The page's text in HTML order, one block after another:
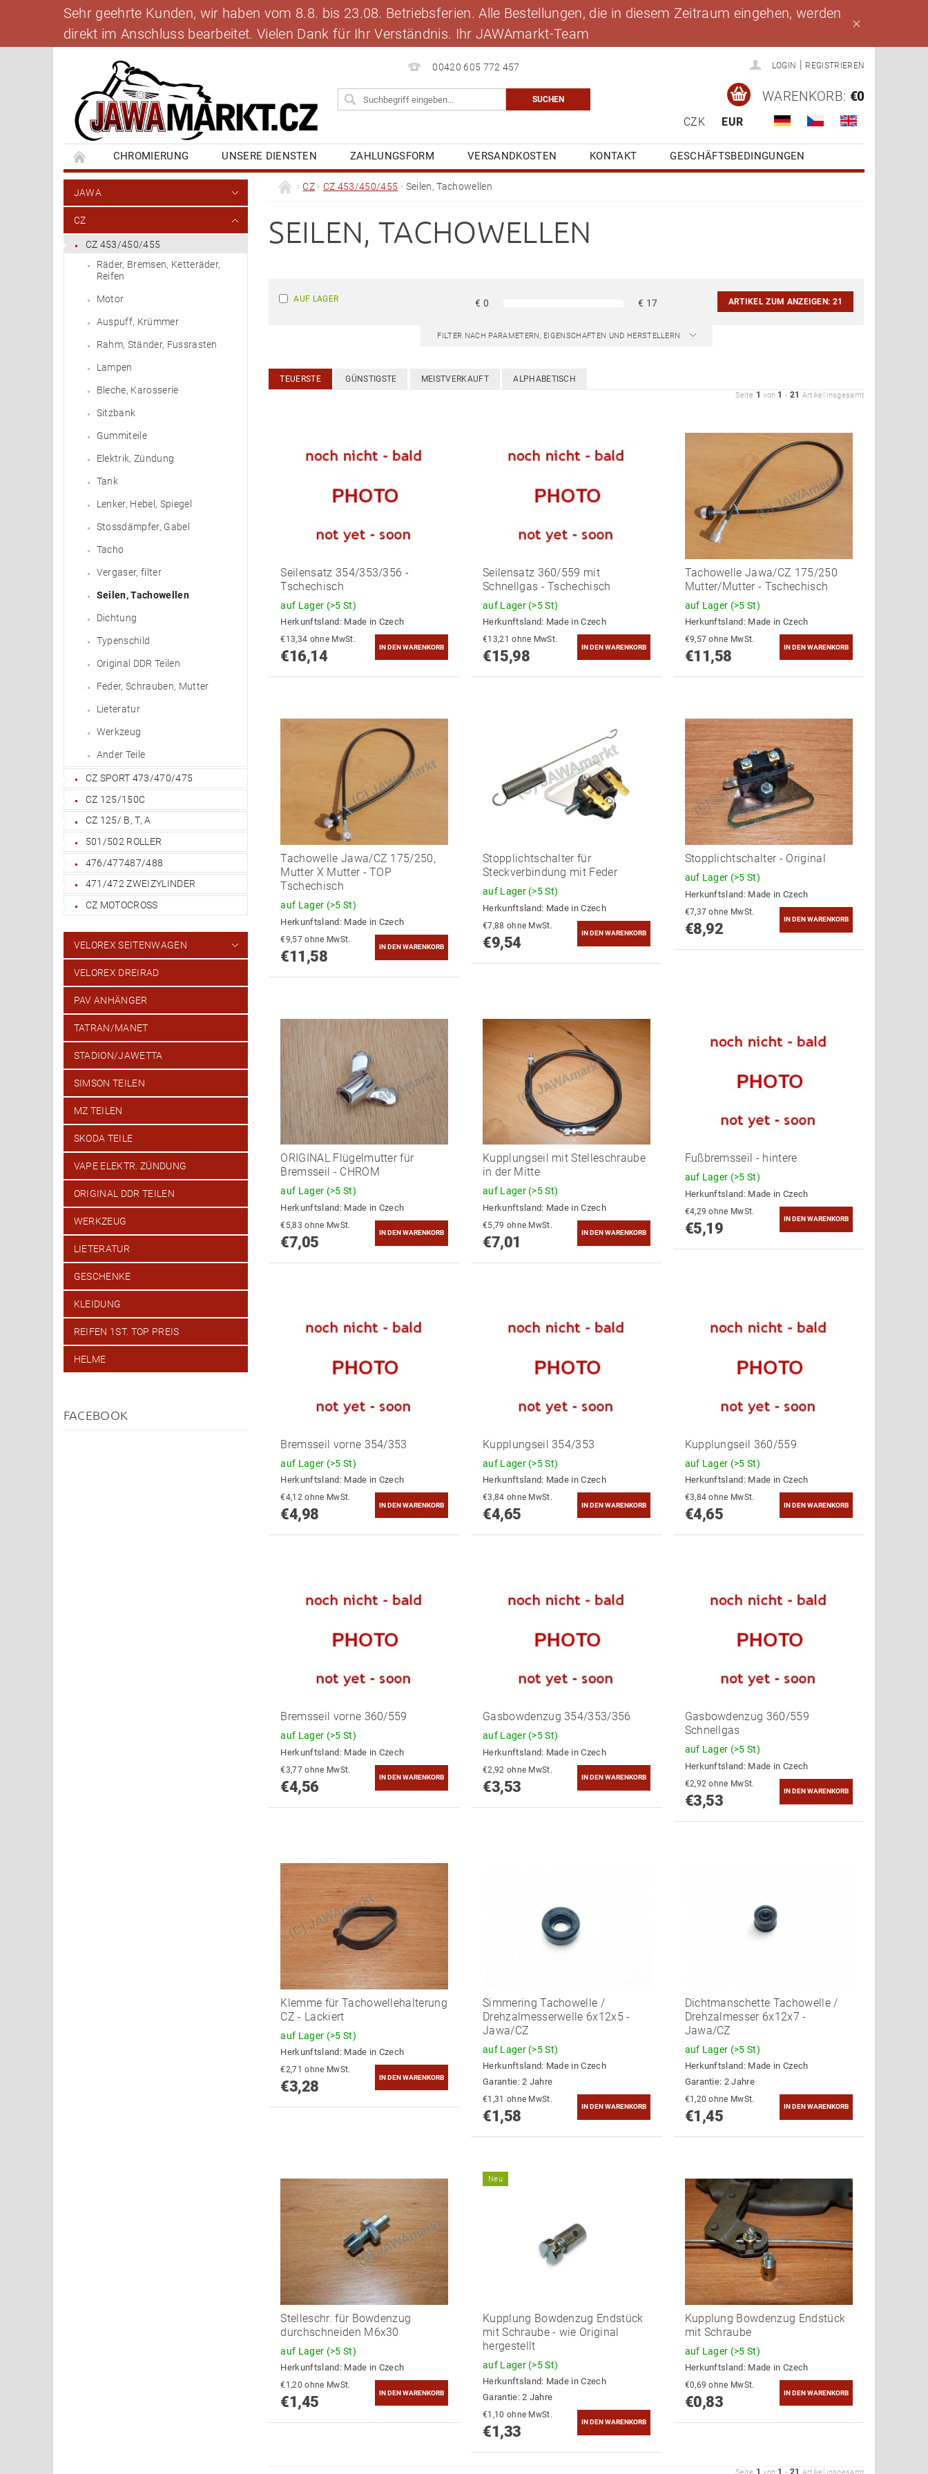
Sehr geehrte Kunden, wir haben vom 8.8. bis 23.08. Betriebsferien. Alle Bestellungen, die in diesem Zeitraum eingehen, werden
direkt im Anschluss bearbeitet. Vielen Dank für Ihr Verständnis. Ihr JAWAmarkt-Team
00420 605 772 457 LOGIN REGISTRIEREN
CZK EUR
WARENKORB: €0
CHROMIERUNG UNSERE DIENSTEN ZAHLUNGSFORM VERSANDKOSTEN KONTAKT
GESCHÄFTSBEDINGUNGEN
BANKVERBINDUNG
SCHREIBEN SIE UNS BLOG MEINE BESTELLUNG
JAWA
CZ
CZ 453/450/455
Räder, Bremsen, Ketteräder,
Reifen
Motor
Auspuff, Krümmer
Rahm, Ständer, Fussrasten
Lampen
Bleche, Karosserie
Sitzbank
Gummiteile
Elektrik, Zündung
Tank
Lenker, Hebel, Spiegel
Stossdämpfer, Gabel
Tacho
Vergaser, filter
Seilen, Tachowellen
Dichtung
Typenschild
Original DDR Teilen
Feder, Schrauben, Mutter
Lieteratur
Werkzeug
Ander Teile
CZ SPORT 473/470/475
CZ 125/150C
CZ 125/ B, T, A
501/502 ROLLER
476/477487/488
471/472 ZWEIZYLINDER
CZ MOTOCROSS
VELOREX SEITENWAGEN
VELOREX DREIRAD
PAV ANHÄNGER
TATRAN/MANET
STADION/JAWETTA
SIMSON TEILEN
MZ TEILEN
SKODA TEILE
VAPE ELEKTR. ZÜNDUNG
ORIGINAL DDR TEILEN
WERKZEUG
LIETERATUR
GESCHENKE
KLEIDUNG
REIFEN 1ST. TOP PREIS
HELME
FACEBOOK
CZ CZ 453/450/455 Seilen, Tachowellen
SEILEN, TACHOWELLEN
AUF LAGER €0 € 17 ARTIKEL ZUM ANZEIGEN: 21
FILTER NACH PARAMETERN, EIGENSCHAFTEN UND HERSTELLERN
TEUERSTE GÜNSTIGSTE MEISTVERKAUFT ALPHABETISCH
Seite 1 von 1 - 21 Artikel insgesamt
Seilensatz 354/353/356 -
Tschechisch
auf Lager (>5 St)
Herkunftsland: Made in Czech
€13,34 ohne MwSt.
€16,14
Seilensatz 360/559 mit
Schnellgas - Tschechisch
auf Lager (>5 St)
Herkunftsland: Made in Czech
€13,21 ohne MwSt.
€15,98
Tachowelle Jawa/CZ 175/250
Mutter/Mutter - Tschechisch
auf Lager (>5 St)
Herkunftsland: Made in Czech
€9,57 ohne MwSt.
€11,58
Tachowelle Jawa/CZ 175/250,
Mutter X Mutter - TOP
Tschechisch
auf Lager (>5 St)
Herkunftsland: Made in Czech
€9,57 ohne MwSt.
€11,58
Stopplichtschalter für
Steckverbindung mit Feder
auf Lager (>5 St)
Herkunftsland: Made in Czech
€7,88 ohne MwSt.
€9,54
Stopplichtschalter - Original
auf Lager (>5 St)
Herkunftsland: Made in Czech
€7,37 ohne MwSt.
€8,92
ORIGINAL Flügelmutter für
Bremsseil - CHROM
auf Lager (>5 St)
Herkunftsland: Made in Czech
€5,83 ohne MwSt.
€7,05
Kupplungseil mit Stelleschraube
in der Mitte
auf Lager (>5 St)
Herkunftsland: Made in Czech
€5,79 ohne MwSt.
€7,01
Fußbremsseil - hintere
auf Lager (>5 St)
Herkunftsland: Made in Czech
€4,29 ohne MwSt.
€5,19
Bremsseil vorne 354/353
auf Lager (>5 St)
Herkunftsland: Made in Czech
€4,12 ohne MwSt.
€4,98
Kupplungseil 354/353
auf Lager (>5 St)
Herkunftsland: Made in Czech
€3,84 ohne MwSt.
€4,65
Kupplungseil 360/559
auf Lager (>5 St)
Herkunftsland: Made in Czech
€3,84 ohne MwSt.
€4,65
Bremsseil vorne 360/559
auf Lager (>5 St)
Herkunftsland: Made in Czech
€3,77 ohne MwSt.
€4,56
Gasbowdenzug 354/353/356
auf Lager (>5 St)
Herkunftsland: Made in Czech
€2,92 ohne MwSt.
€3,53
Gasbowdenzug 360/559
Schnellgas
auf Lager (>5 St)
Herkunftsland: Made in Czech
€2,92 ohne MwSt.
€3,53
Klemme für Tachowellehalterung
CZ - Lackiert
auf Lager (>5 St)
Herkunftsland: Made in Czech
€2,71 ohne MwSt.
€3,28
Simmering Tachowelle /
Drehzalmesserwelle 6x12x5 -
Jawa/CZ
auf Lager (>5 St)
Herkunftsland: Made in Czech
Garantie: 2 Jahre
€1,31 ohne MwSt.
€1,58
Dichtmanschette Tachowelle /
Drehzalmesser 6x12x7 -
Jawa/CZ
auf Lager (>5 St)
Herkunftsland: Made in Czech
Garantie: 2 Jahre
€1,20 ohne MwSt.
€1,45
Stelleschr. für Bowdenzug
durchschneiden M6x30
auf Lager (>5 St)
Herkunftsland: Made in Czech
€1,20 ohne MwSt.
€1,45
Neu
Kupplung Bowdenzug Endstück
mit Schraube - wie Original
hergestellt
auf Lager (>5 St)
Herkunftsland: Made in Czech
Garantie: 2 Jahre
€1,10 ohne MwSt.
€1,33
Kupplung Bowdenzug Endstück
mit Schraube
auf Lager (>5 St)
Herkunftsland: Made in Czech
€0,69 ohne MwSt.
€0,83
1 1 21